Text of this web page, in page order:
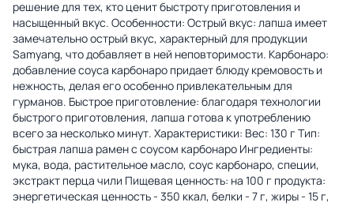
решение для тех, кто ценит быстроту приготовления и
насыщенный вкус. Особенности: Острый вкус: лапша имеет
замечательно острый вкус, характерный для продукции
Samyang, что добавляет в ней неповторимости. Карбонаро:
добавление соуса карбонаро придает блюду кремовость и
нежность, делая его особенно привлекательным для
гурманов. Быстрое приготовление: благодаря технологии
быстрого приготовления, лапша готова к употреблению
всего за несколько минут. Характеристики: Вес: 130 г Тип:
быстрая лапша рамен с соусом карбонаро Ингредиенты:
мука, вода, растительное масло, соус карбонаро, специи,
экстракт перца чили Пищевая ценность: на 100 г продукта:
энергетическая ценность - 350 ккал, белки - 7 г, жиры - 15 г,